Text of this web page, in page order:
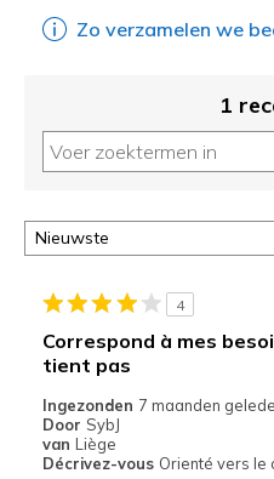
Zo verzamelen we
1
4
Correspond à mes
tient pas
Ingezonden 7 maanden
Door SybJ
van Liège
Décrivez-vous Orienté vers le